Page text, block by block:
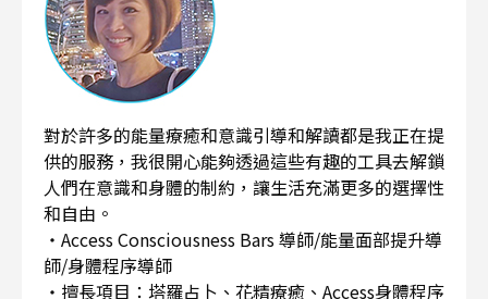
對於許多的能量療癒和意識引導和解讀都是我正在提
供的服務，我很開心能夠透過這些有趣的工具去解鎖
人們在意識和身體的制約，讓生活充滿更多的選擇性
和自由。
・Access Consciousness Bars 導師/能量面部提升導
師/身體程序導師
・擅長項目：塔羅占卜、花精療癒、Access身體程序